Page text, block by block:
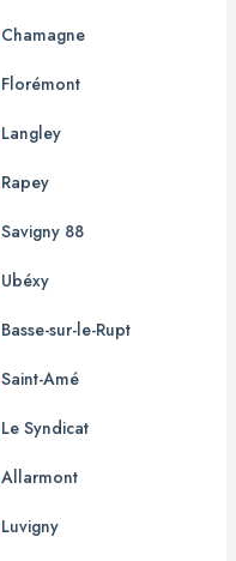
Chamagne
Florémont
Langley
Rapey
Savigny 88
Ubéxy
Basse-sur-le-Rupt
Saint-Amé
Le Syndicat
Allarmont
Luvigny